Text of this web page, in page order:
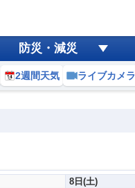
防災・減災
2週間天気 ライブカメラ
8日(土)